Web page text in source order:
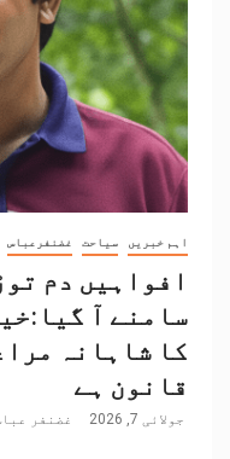
اہم خبریں سیاحت غضنفرعباس
افواہیں دم
سامنے آ
کا شاہانہ
قانون ہے
جولائی 7, 2026 غضنفر